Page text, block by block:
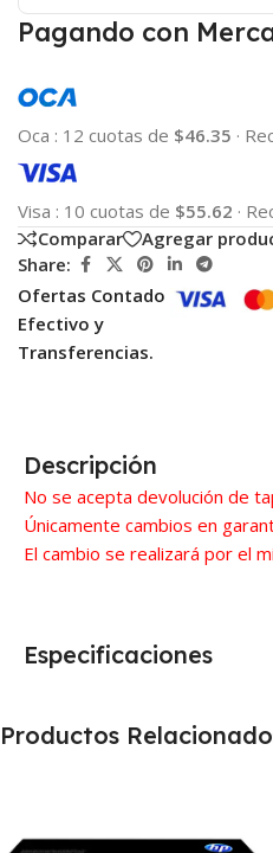
Pagando con
Oca : 12 cuotas de $46.35 ·
Visa : 10 cuotas de $55.62 ·
Comparar
Agregar
Share:
Ofertas Contado
Efectivo y
Transferencias.
Descripción
No se acepta devolución de
Únicamente cambios en
El cambio se realizará por el
Especificaciones
Productos